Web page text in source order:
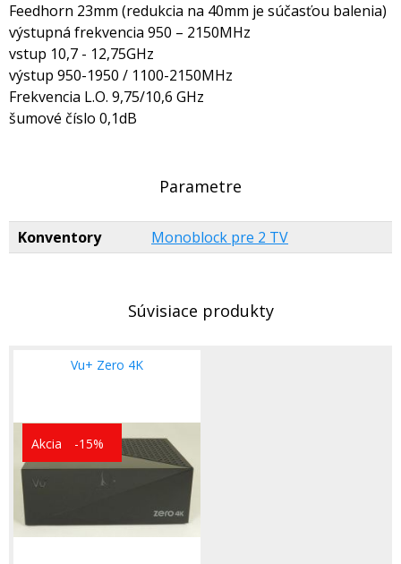
Feedhorn 23mm (redukcia na 40mm je súčasťou balenia)
výstupná frekvencia 950 – 2150MHz
vstup 10,7 - 12,75GHz
výstup 950-1950 / 1100-2150MHz
Frekvencia L.O. 9,75/10,6 GHz
šumové číslo 0,1dB
Parametre
Konventory Monoblock pre 2 TV
Súvisiace produkty
Vu+ Zero 4K
Akcia -15%